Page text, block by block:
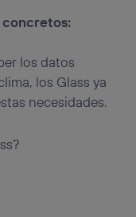
concretos:
los datos
los Glass ya
necesidades.